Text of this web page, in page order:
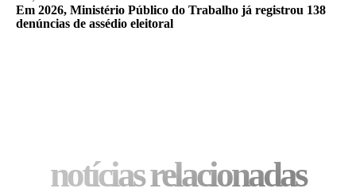
Em 2026, Ministério Público do Trabalho já registrou 138
denúncias de assédio eleitoral
notícias relacionadas